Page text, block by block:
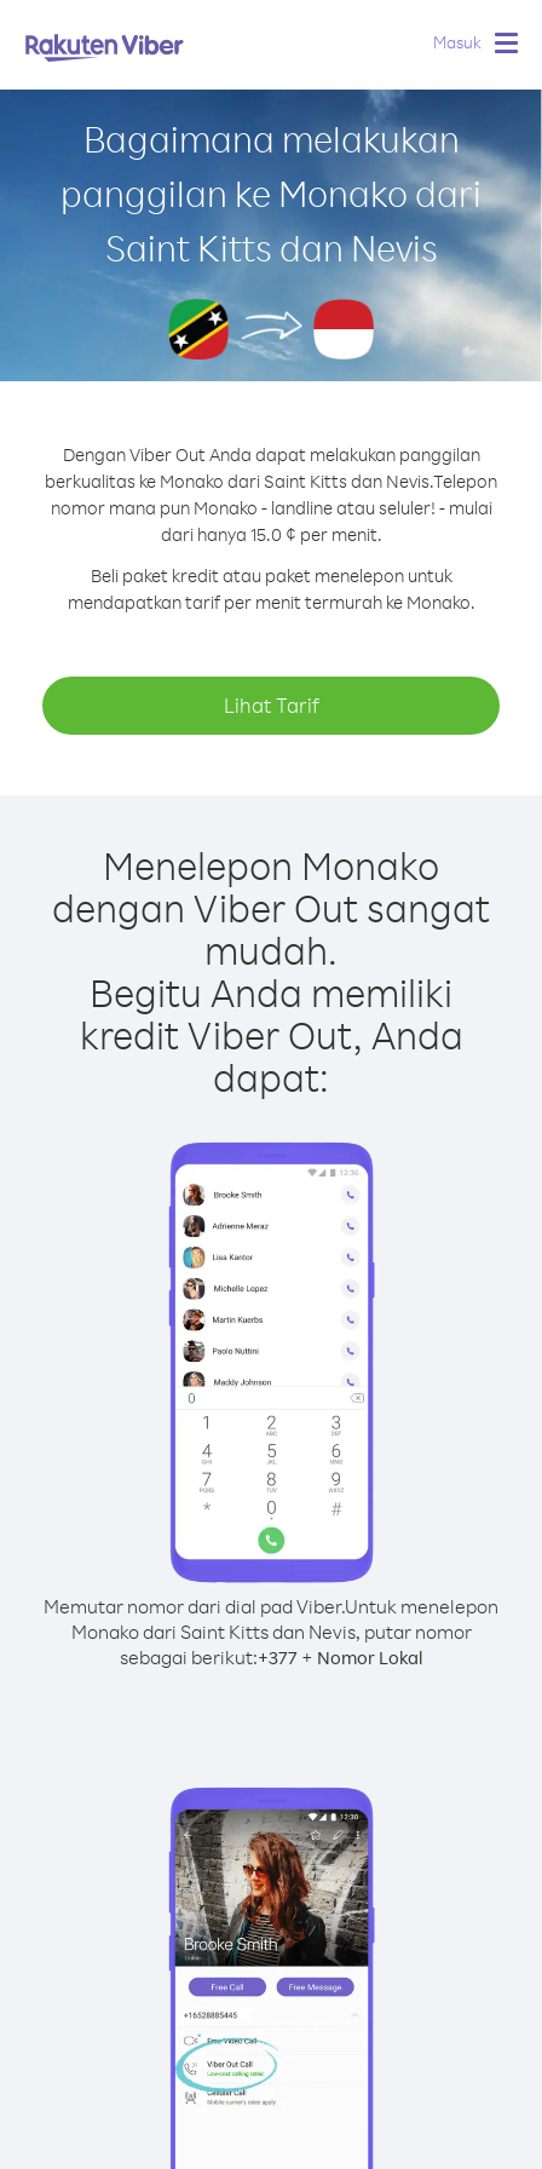
Masuk
Bagaimana melakukan
panggilan ke Monako dari
Saint Kitts dan Nevis
Dengan Viber Out Anda dapat melakukan panggilan
berkualitas ke Monako dari Saint Kitts dan Nevis.Telepon
nomor mana pun Monako - landline atau seluler! - mulai
dari hanya 15.0 ¢ per menit.
Beli paket kredit atau paket menelepon untuk
mendapatkan tarif per menit termurah ke Monako.
Lihat Tarif
Menelepon Monako
dengan Viber Out sangat
mudah.
Begitu Anda memiliki
kredit Viber Out, Anda
dapat:
Memutar nomor dari dial pad Viber.Untuk menelepon
Monako dari Saint Kitts dan Nevis, putar nomor
sebagai berikut:+377+ Nomor Lokal